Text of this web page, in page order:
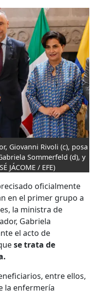
Giovanni Rivoli (c), posa
Sommerfeld (d), y
JÁCOME / EFE)
oficialmente
en el primer grupo a
la ministra de
Gabriela
el acto de
se trata de
entre ellos,
la enfermería